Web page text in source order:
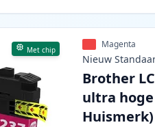
Met chip Magenta
Nieuw
Brother
ultra
Huismerk)